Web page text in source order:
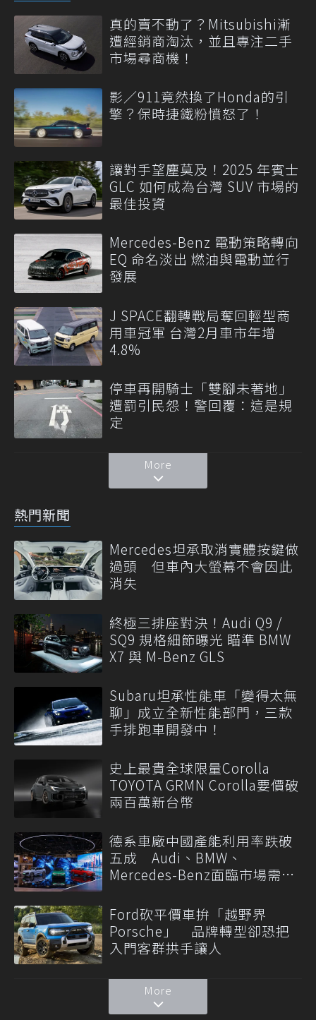
真的賣不動了？Mitsubishi漸
遭經銷商淘汰，並且專注二手
市場尋商機！
影／911竟然換了Honda的引
擎？保時捷鐵粉憤怒了！
讓對手望塵莫及！2025 年賓士
GLC 如何成為台灣 SUV 市場的
最佳投資
Mercedes-Benz 電動策略轉向
EQ 命名淡出 燃油與電動並行
發展
J SPACE翻轉戰局奪回輕型商
用車冠軍 台灣2月車市年增
4.8%
停車再開騎士「雙腳未著地」
遭罰引民怨！警回覆：這是規
定
More
熱門新聞
Mercedes坦承取消實體按鍵做
過頭 但車內大螢幕不會因此
消失
終極三排座對決！Audi Q9 /
SQ9 規格細節曝光 瞄準 BMW
X7 與 M-Benz GLS
Subaru坦承性能車「變得太無
聊」成立全新性能部門，三款
手排跑車開發中！
史上最貴全球限量Corolla
TOYOTA GRMN Corolla要價破
兩百萬新台幣
德系車廠中國產能利用率跌破
五成 Audi、BMW、
Mercedes-Benz面臨市場需求
Ford砍平價車拚「越野界
Porsche」 品牌轉型卻恐把
入門客群拱手讓人
More